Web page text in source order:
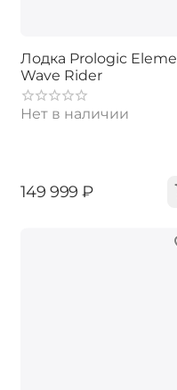
Лодка Prologic
Wave Rider
Нет в наличии
‍149 999‍ ₽